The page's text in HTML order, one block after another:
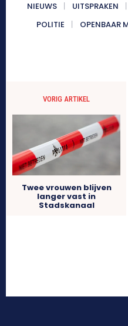
NIEUWS UITSPRAKEN
POLITIE
OPENBAAR
VORIG ARTIKEL
Twee vrouwen blijven
langer vast in
Stadskanaal